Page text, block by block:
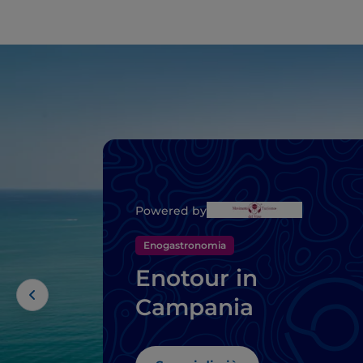
Powered by
Enogastronomia
Enotour in
Campania